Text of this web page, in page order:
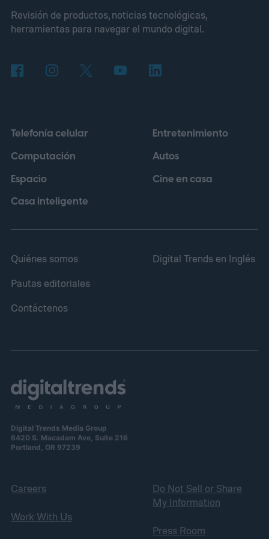
los primeros superdeportivos modernos
con motor central trasero. En su versión
CV y podía superar los 290 km/h, cifras que
Revisión de productos, noticias tecnológicas,
herramientas para navegar el mundo digital.
Telefonía celular
Computación
Espacio
Casa inteligente
Entretenimiento
Autos
Cine en casa
Quiénes somos
Pautas editoriales
Contáctenos
Digital Trends en Inglés
Digital Trends Media Group
6420 S. Macadam Ave, Suite 216
Portland, OR 97239
Careers
Work With Us
Do Not Sell or Share
My Information
Press Room